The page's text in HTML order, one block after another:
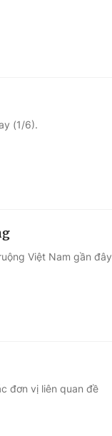
(1/6).
Việt Nam gần đây
đơn vị liên quan đề